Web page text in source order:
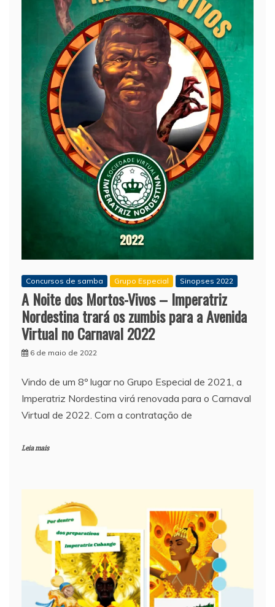
Concursos de samba Grupo Especial Sinopses 2022
A Noite dos Mortos-Vivos – Imperatriz
Nordestina trará os zumbis para a Avenida
Virtual no Carnaval 2022
6 de maio de 2022
Vindo de um 8º lugar no Grupo Especial de 2021, a
Imperatriz Nordestina virá renovada para o Carnaval
Virtual de 2022. Com a contratação de
Leia mais